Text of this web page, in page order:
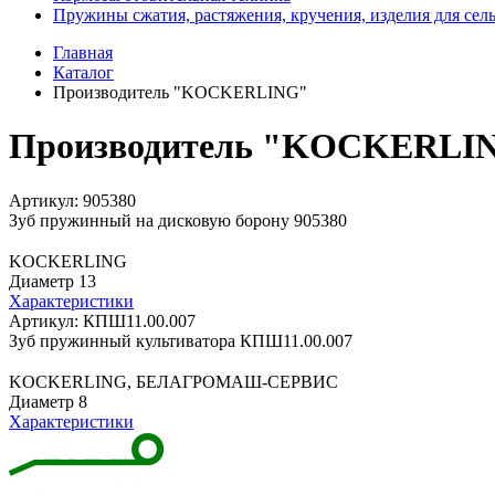
Пружины сжатия, растяжения, кручения, изделия для
Главная
Каталог
Производитель "KOCKERLING"
Производитель
Артикул: 905380
Зуб пружинный на дисковую борону 905380
KOCKERLING
Диаметр 13
Характеристики
Артикул: КПШ11.00.007
Зуб пружинный культиватора КПШ11.00.007
KOCKERLING, БЕЛАГРОМАШ-СЕРВИС
Диаметр 8
Характеристики